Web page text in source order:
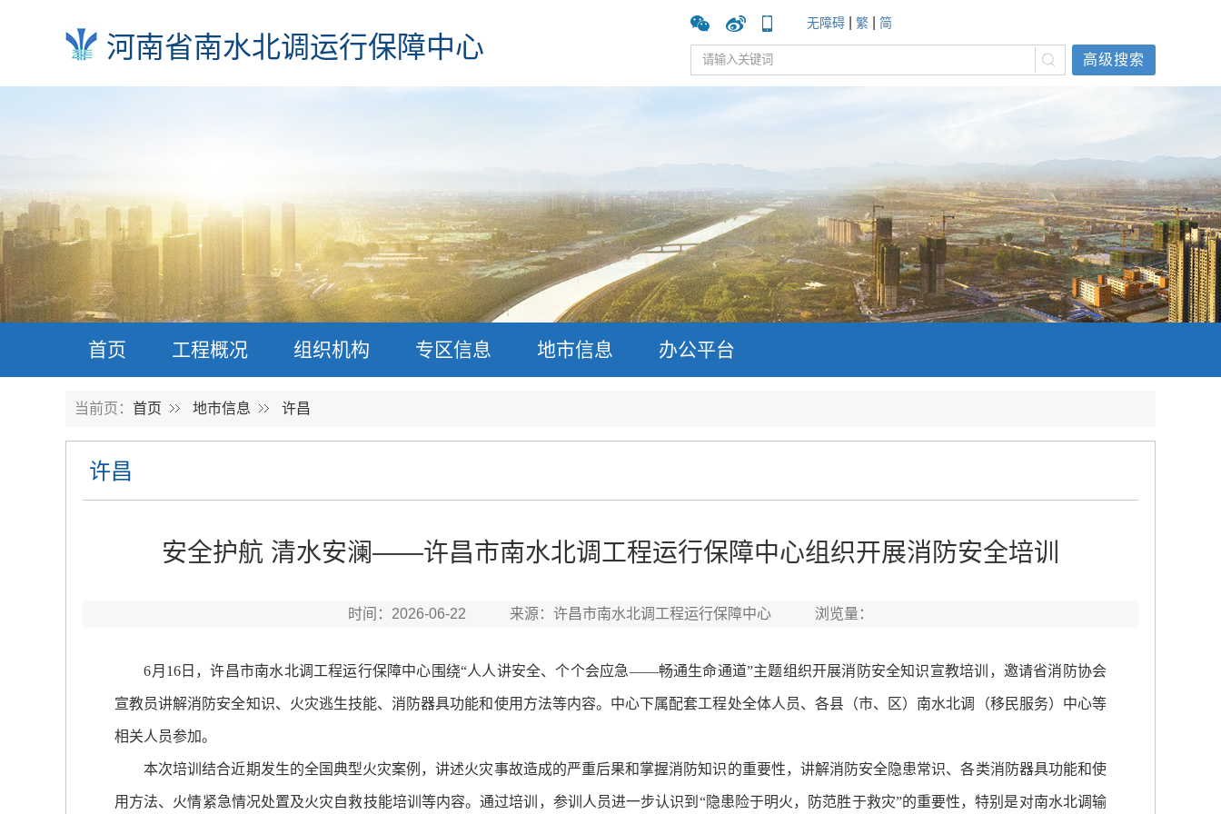
河南省南水北调运行保障中心
无障碍 繁 简
高级搜索
首页 工程概况 组织机构 专区信息 地市信息 办公平台
当前页： 首页 地市信息 许昌
许昌
安全护航 清水安澜——许昌市南水北调工程运行保障中心组织开展消防安全培训
时间：2026-06-22 来源：许昌市南水北调工程运行保障中心 浏览量：
6月16日，许昌市南水北调工程运行保障中心围绕“人人讲安全、个个会应急——畅通生命通道”主题组织开展消防安全知识宣教培训，邀请省消防协会
宣教员讲解消防安全知识、火灾逃生技能、消防器具功能和使用方法等内容。中心下属配套工程处全体人员、各县（市、区）南水北调（移民服务）中心等
相关人员参加。
本次培训结合近期发生的全国典型火灾案例，讲述火灾事故造成的严重后果和掌握消防知识的重要性，讲解消防安全隐患常识、各类消防器具功能和使
用方法、火情紧急情况处置及火灾自救技能培训等内容。通过培训，参训人员进一步认识到“隐患险于明火，防范胜于救灾”的重要性，特别是对南水北调输